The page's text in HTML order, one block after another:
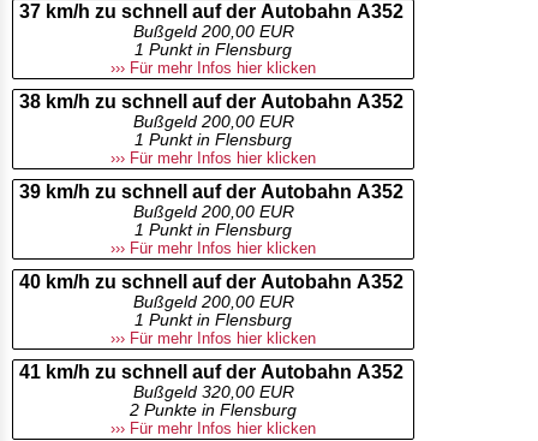
37 km/h zu schnell auf der Autobahn A352
Bußgeld 200,00 EUR
1 Punkt in Flensburg
››› Für mehr Infos hier klicken
38 km/h zu schnell auf der Autobahn A352
Bußgeld 200,00 EUR
1 Punkt in Flensburg
››› Für mehr Infos hier klicken
39 km/h zu schnell auf der Autobahn A352
Bußgeld 200,00 EUR
1 Punkt in Flensburg
››› Für mehr Infos hier klicken
40 km/h zu schnell auf der Autobahn A352
Bußgeld 200,00 EUR
1 Punkt in Flensburg
››› Für mehr Infos hier klicken
41 km/h zu schnell auf der Autobahn A352
Bußgeld 320,00 EUR
2 Punkte in Flensburg
››› Für mehr Infos hier klicken